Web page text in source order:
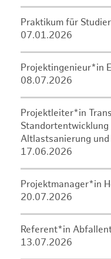
Praktikum für
07.01.2026
Projektingenieur*in
08.07.2026
Projektleiter*in
Altlastsanierung und
17.06.2026
Projektmanager*in
20.07.2026
Referent*in
13.07.2026